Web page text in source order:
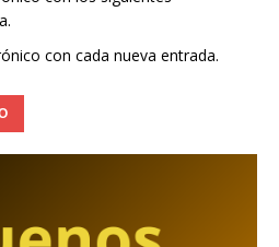
con cada nueva entrada.